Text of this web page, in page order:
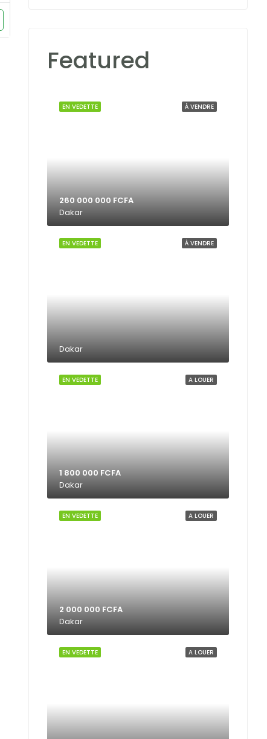
Featured
À VENDRE
EN VEDETTE
260 000 000 FCFA
Dakar
À VENDRE
EN VEDETTE
Dakar
A LOUER
EN VEDETTE
1 800 000 FCFA
Dakar
A LOUER
EN VEDETTE
2 000 000 FCFA
Dakar
A LOUER
EN VEDETTE